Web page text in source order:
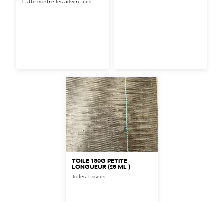
Lutte contre les adventices
TOILE 130G PETITE
LONGUEUR (25 ML )
Toiles Tissées